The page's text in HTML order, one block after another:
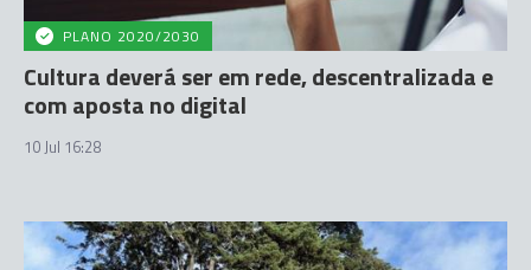
PLANO 2020/2030
Cultura deverá ser em rede, descentralizada e
com aposta no digital
10 Jul 16:28